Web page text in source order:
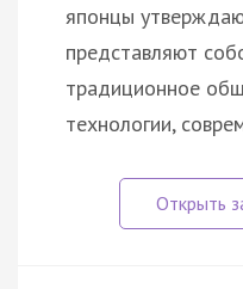
японцы
представляют
традиционное
технологии,